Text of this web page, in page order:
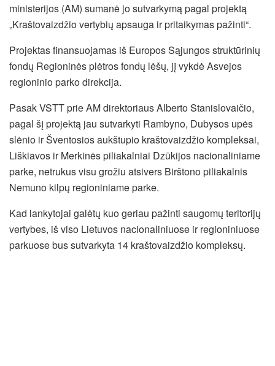
ministerijos (AM) sumanė jo sutvarkymą pagal projektą
„Kraštovaizdžio vertybių apsauga ir pritaikymas pažinti“.
Projektas finansuojamas iš Europos Sąjungos struktūrinių
fondų Regioninės plėtros fondų lėšų, jį vykdė Asvejos
regioninio parko direkcija.
Pasak VSTT prie AM direktoriaus Alberto Stanislovaičio,
pagal šį projektą jau sutvarkyti Rambyno, Dubysos upės
slėnio ir Šventosios aukštupio kraštovaizdžio kompleksai,
Liškiavos ir Merkinės piliakalniai Dzūkijos nacionaliniame
parke, netrukus visu grožiu atsivers Birštono piliakalnis
Nemuno kilpų regioniniame parke.
Kad lankytojai galėtų kuo geriau pažinti saugomų teritorijų
vertybes, iš viso Lietuvos nacionaliniuose ir regioniniuose
parkuose bus sutvarkyta 14 kraštovaizdžio kompleksų.